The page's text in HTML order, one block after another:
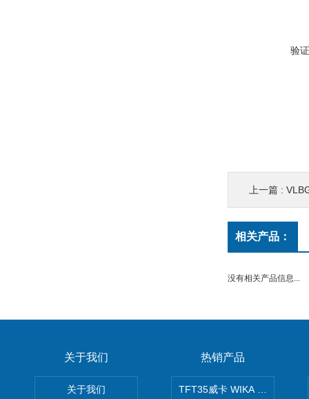
验
上一篇 :
相关产品：
没有相关产品信息...
关于我们
关于我们
热销产品
TFT35威卡 WIKA Tecsis 温